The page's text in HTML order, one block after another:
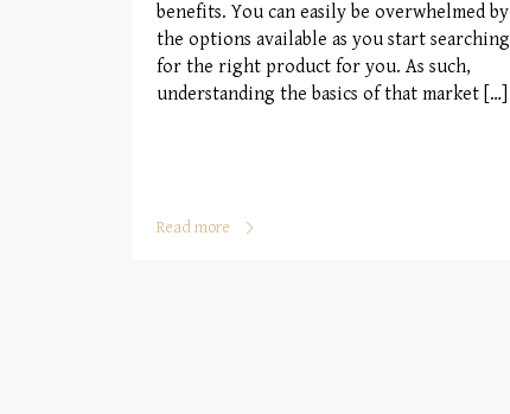
benefits. You can easily be overwhelmed by
the options available as you start searching
for the right product for you. As such,
understanding the basics of that market […]
Read more